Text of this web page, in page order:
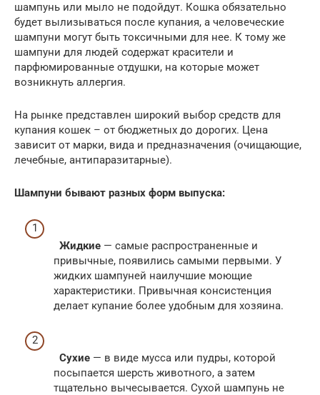
шампунь или мыло не подойдут. Кошка обязательно
будет вылизываться после купания, а человеческие
шампуни могут быть токсичными для нее. К тому же
шампуни для людей содержат красители и
парфюмированные отдушки, на которые может
возникнуть аллергия.
На рынке представлен широкий выбор средств для
купания кошек – от бюджетных до дорогих. Цена
зависит от марки, вида и предназначения (очищающие,
лечебные, антипаразитарные).
Шампуни бывают разных форм выпуска:
Жидкие — самые распространенные и
привычные, появились самыми первыми. У
жидких шампуней наилучшие моющие
характеристики. Привычная консистенция
делает купание более удобным для хозяина.
Сухие — в виде мусса или пудры, которой
посыпается шерсть животного, а затем
тщательно вычесывается. Сухой шампунь не